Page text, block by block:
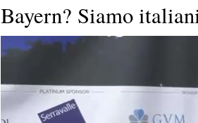
Bayern? Siamo